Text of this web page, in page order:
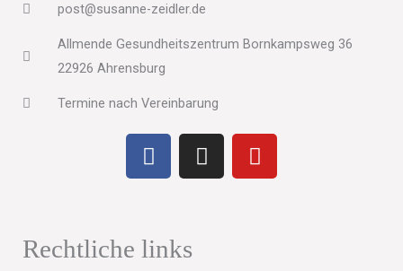
post@susanne-zeidler.de
Allmende Gesundheitszentrum Bornkampsweg 36
22926 Ahrensburg
Termine nach Vereinbarung
F
a
b
o
I
n
Y
o
Rechtliche links